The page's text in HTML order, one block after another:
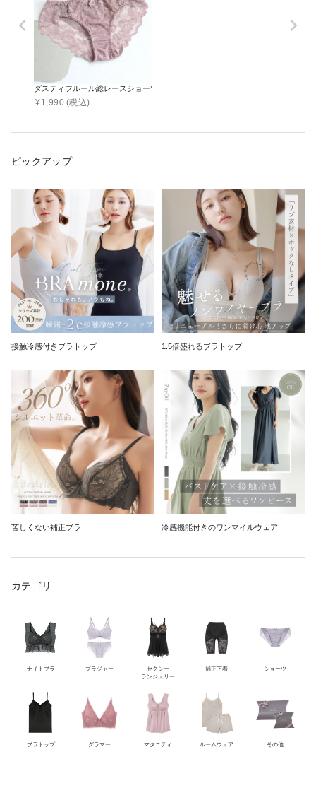
ダスティフルール総レースショーツ 【ショーツ単品】
¥1,990 (税込)
ピックアップ
接触冷感付きブラトップ 1.5倍盛れるブラトップ
苦しくない補正ブラ 冷感機能付きのワンマイルウェア
カテゴリ
ナイトブラ ブラジャー
セクシー
ランジェリー
補正下着 ショーツ
ブラトップ グラマー マタニティ ルームウェア その他